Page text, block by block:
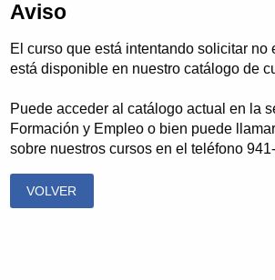
Aviso
El curso que está intentando solicitar no
está disponible en nuestro catálogo de
Puede acceder al catálogo actual en la
Formación y Empleo o bien puede
sobre nuestros cursos en el teléfono
VOLVER